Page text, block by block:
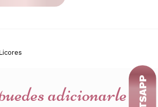
adicionarle a tu